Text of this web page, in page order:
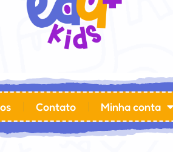
Contato Minha conta